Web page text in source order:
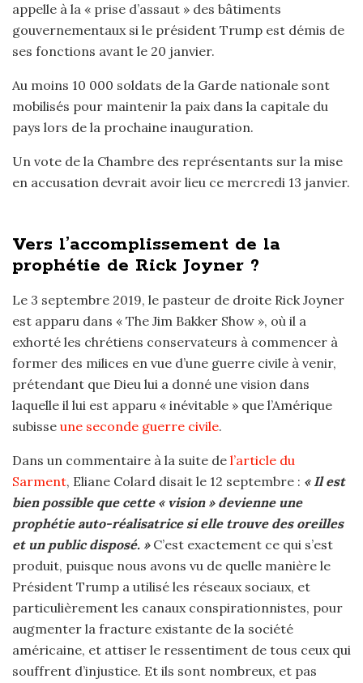
appelle à la « prise d’assaut » des bâtiments
gouvernementaux si le président Trump est démis de
ses fonctions avant le 20 janvier.
Au moins 10 000 soldats de la Garde nationale sont
mobilisés pour maintenir la paix dans la capitale du
pays lors de la prochaine inauguration.
Un vote de la Chambre des représentants sur la mise
en accusation devrait avoir lieu ce mercredi 13 janvier.
Vers l’accomplissement de la
prophétie de Rick Joyner ?
Le 3 septembre 2019, le pasteur de droite Rick Joyner
est apparu dans « The Jim Bakker Show », où il a
exhorté les chrétiens conservateurs à commencer à
former des milices en vue d’une guerre civile à venir,
prétendant que Dieu lui a donné une vision dans
laquelle il lui est apparu « inévitable » que l’Amérique
subisse une seconde guerre civile.
Dans un commentaire à la suite de l’article du
Sarment, Eliane Colard disait le 12 septembre : « Il est
bien possible que cette « vision » devienne une
prophétie auto-réalisatrice si elle trouve des oreilles
et un public disposé. »C’est exactement ce qui s’est
produit, puisque nous avons vu de quelle manière le
Président Trump a utilisé les réseaux sociaux, et
particulièrement les canaux conspirationnistes, pour
augmenter la fracture existante de la société
américaine, et attiser le ressentiment de tous ceux qui
souffrent d’injustice. Et ils sont nombreux, et pas